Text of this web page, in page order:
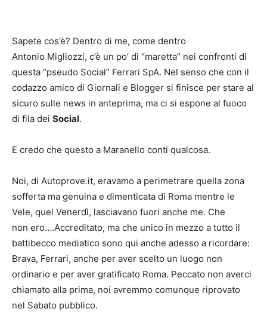
Sapete cos’è? Dentro di me, come dentro
Antonio Migliozzi, c’è un po’ di “maretta” nei confronti di
questa “pseudo Social” Ferrari SpA. Nel senso che con il
codazzo amico di Giornali e Blogger si finisce per stare al
sicuro sulle news in anteprima, ma ci si espone al fuoco
di fila dei Social.
E credo che questo a Maranello conti qualcosa.
Noi, di Autoprove.it, eravamo a perimetrare quella zona
sofferta ma genuina e dimenticata di Roma mentre le
Vele, quel Venerdì, lasciavano fuori anche me. Che
non ero….Accreditato, ma che unico in mezzo a tutto il
battibecco mediatico sono qui anche adesso a ricordare:
Brava, Ferrari, anche per aver scelto un luogo non
ordinario e per aver gratificato Roma. Peccato non averci
chiamato alla prima, noi avremmo comunque riprovato
nel Sabato pubblico.